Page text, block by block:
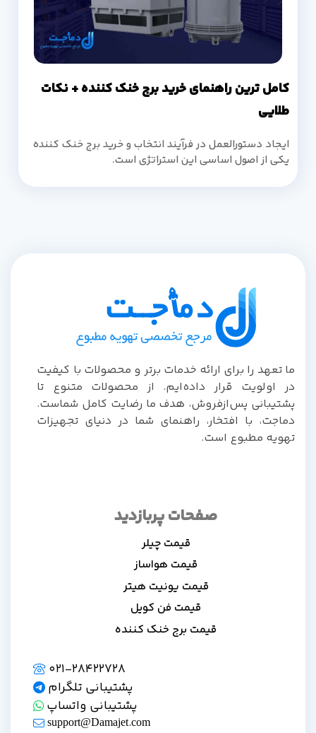
کامل ترین راهنمای خرید برج خنک کننده + نکات
طلایی
ایجاد دستورالعمل در فرآیند انتخاب و خرید برج خنک کننده
یکی از اصول اساسی این استراتژی است.
ما تعهد را برای ارائه خدمات برتر و محصولات با کیفیت
در اولویت قرار داده‌ایم. از محصولات متنوع تا
پشتیبانی پس‌از‌فروش، هدف ما رضایت کامل شماست.
دماجت، با افتخار، راهنمای شما در دنیای تجهیزات
تهویه مطبوع است.
صفحات پربازدید
قیمت چیلر
قیمت هواساز
قیمت یونیت هیتر
قیمت فن کویل
قیمت برج خنک کننده
021-28422728
پشتیبانی تلگرام
پشتیبانی واتساپ
support@Damajet.com